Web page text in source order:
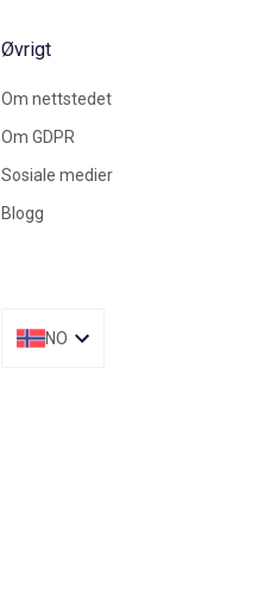
Øvrigt
Om nettstedet
Om GDPR
Sosiale medier
Blogg
NO